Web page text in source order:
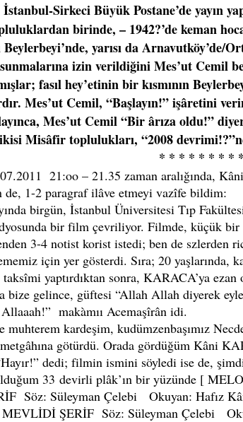
İstanbul-Sirkeci Büyük Postane’de yayın
birinde, – 1942?’de keman
yarısı da
izin verildiğini Mes’ut Cemil
fasıl hey’etinin bir kısmının
Mes’ut Cemil, “Başlayın!” işâretini
Mes’ut Cemil “Bir ârıza oldu!”
Misâfir toplulukları, “2008
* * * * * *
21:oo – 21.35 zaman aralığında,
de, 1-2 paragraf ilâve etmeyi vazîfe bildim:
birgün, İstanbul Üniversitesi Tıp
bir film çevriliyor. Filmde, küçük
3-4 notist korist istedi; ben de
için yer gösterdi. Sıra; 20
yaptırdıktan sonra, KARACA’ya
bize gelince, güftesi “Allah Allah diyerek
makàmıı Acemaşîrân idi.
kardeşim, kudümzenbaşımız
götürdü. Orada gördüğüm Kâni
dedi; filmin ismini söyledi ise de, şimdi
33 devirli plâk’ın bir yüzünde [
Söz: Süleyman Çelebi Okuyan: Hafız
MEVLİDİ ŞERİF Söz: Süleyman Çelebi